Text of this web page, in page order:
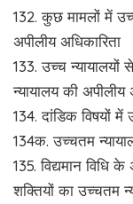
132. कुछ मामलों में
अपीलीय अधिकारिता
133. उच्च न्यायालयों
न्यायालय की अपीलीय
134. दांडिक विषयों में
134क. उच्चतम
135. विद्यमान विधि
शक्तियों का उच्चतम